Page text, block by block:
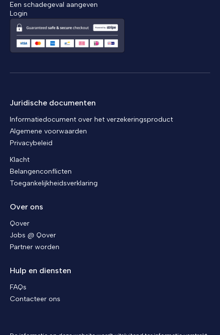
Een schadegeval aangeven
Login
Juridische documenten
Informatiedocument over het verzekeringsproduct
Algemene voorwaarden
Privacybeleid
Klacht
Belangenconflicten
Toegankelijkheidsverklaring
Over ons
Qover
Jobs @ Qover
Partner worden
Hulp en diensten
FAQs
Contacteer ons